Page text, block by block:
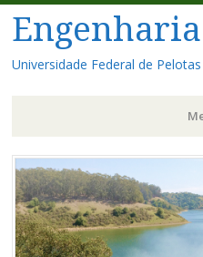
Universidade Federal de Pelotas
Pular
para
o
conteúdo